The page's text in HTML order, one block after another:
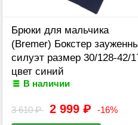
Брюки для мальчика
(Bremer) Бокстер
силуэт размер 30/128-42/
цвет синий
В наличии
3 610₽ 2 999 ₽ -16%